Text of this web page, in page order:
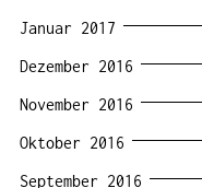
Januar 2017
Dezember 2016
November 2016
Oktober 2016
September 2016